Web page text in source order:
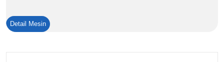
Detail MesinMesin